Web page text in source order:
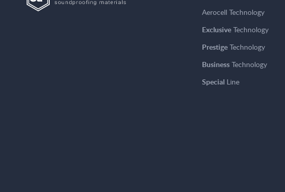
Aerocell Technology
Exclusive Technology
Prestige Technology
Business Technology
Special Line